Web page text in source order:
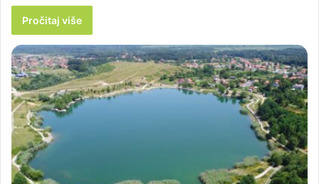
Pročitaj više